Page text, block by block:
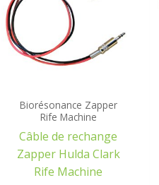
Biorésonance Zapper
Rife Machine
Câble de rechange
Zapper Hulda Clark
Rife Machine